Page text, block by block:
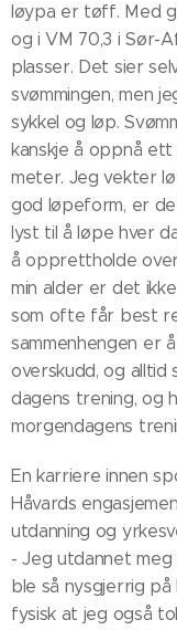
løypa er tøff. Med
og i VM 70,3 i Sør-
plasser. Det sier
svømmingen, men
sykkel og løp.
kanskje å oppnå
meter. Jeg vekter
god løpeform, er
lyst til å løpe hver
å opprettholde
min alder er det
som ofte får best
sammenhengen er
overskudd, og
dagens trening, og
morgendagens
En karriere innen
Håvards
utdanning og
- Jeg utdannet
ble så nysgjerrig
fysisk at jeg også